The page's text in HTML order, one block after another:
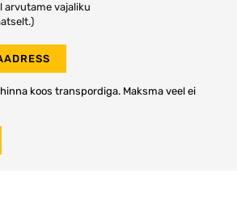
arvutame vajaliku
koos transpordiga. Maksma veel ei